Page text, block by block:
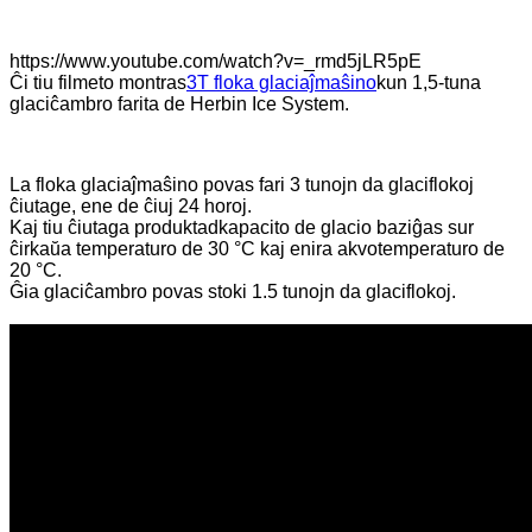
https://www.youtube.com/watch?v=_rmd5jLR5pE
Ĉi tiu filmeto montras3T floka glaciaĵmaŝinokun 1,5-tuna
glaciĉambro farita de Herbin Ice System.
La floka glaciaĵmaŝino povas fari 3 tunojn da glaciflokoj
ĉiutage, ene de ĉiuj 24 horoj.
Kaj tiu ĉiutaga produktadkapacito de glacio baziĝas sur
ĉirkaŭa temperaturo de 30 °C kaj enira akvotemperaturo de
20 °C.
Ĝia glaciĉambro povas stoki 1.5 tunojn da glaciflokoj.